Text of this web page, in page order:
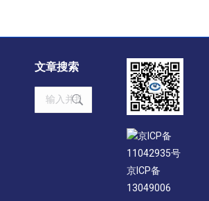
文章搜索
Search:
京ICP备
11042935号
京ICP备
13049006